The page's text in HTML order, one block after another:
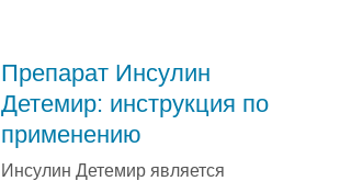
Препарат Инсулин
Детемир: инструкция по
применению
Инсулин Детемир является